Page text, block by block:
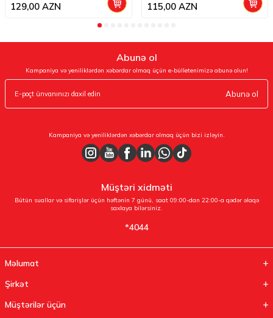
129,00 AZN 115,00AZN
Abunə ol
Kampaniya və yeniliklərdən xəbərdar olmaq üçün e-bülletenimizə abunə olun!
Abunə ol
Kampaniya və yeniliklərdən xəbərdar olmaq üçün bizi izləyin.
Müştəri xidməti
Bütün suallar və sifarişlər üçün həftənin 7 günü, saat 09:00-dan 22:00-a qədər əlaqə
saxlaya bilərsiniz.
*4044
Məlumat
Şirkət
Müştərilər üçün